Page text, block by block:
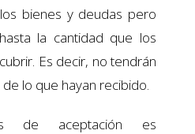
bienes y deudas pero
la cantidad que los
Es decir, no tendrán
lo que hayan recibido.
de aceptación es